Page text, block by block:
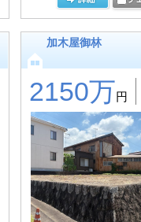
加木屋御林
2150万円